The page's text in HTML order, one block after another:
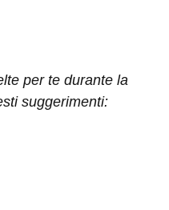
per te durante la
suggerimenti: